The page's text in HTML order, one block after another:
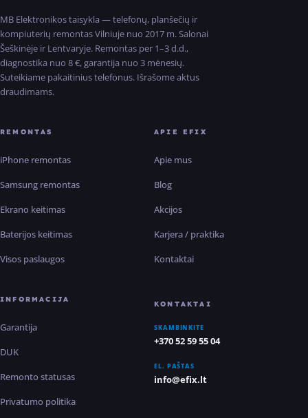
MB Elektronikos taisykla — telefonų, planšečių ir
kompiuterių remontas Vilniuje nuo 2017 m. Salonai
Šeškinėje ir Lentvaryje. Remontas per 1–3 d.d.,
diagnostika nuo 8 €, garantija nuo 3 mėnesių.
Suteikiame pakaitinius telefonus. Išrašome aktus
draudimams.
REMONTAS
iPhone remontas
Samsung remontas
Ekrano keitimas
Baterijos keitimas
Visos paslaugos
APIE EFIX
Apie mus
Blog
Akcijos
Karjera / praktika
Kontaktai
INFORMACIJA
Garantija
DUK
Remonto statusas
Privatumo politika
KONTAKTAI
SKAMBINKITE
+370 52 59 55 04
EL. PAŠTAS
info@efix.lt